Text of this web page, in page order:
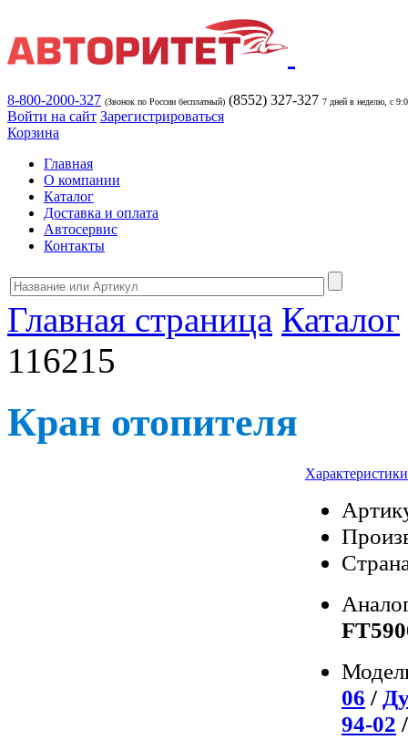
8-800-2000-327 (Звонок по России бесплатный) (8552) 327-327 7 дней в неделю, с
Войти на сайт Зарегистрироваться
Корзина
Главная
О компании
Каталог
Доставка и оплата
Автосервис
Контакты
Главная страница Каталог
116215
Кран отопителя
Характеристики
06 /
94-02